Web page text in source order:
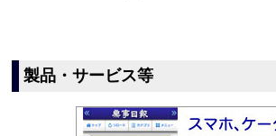
製品・サービス等